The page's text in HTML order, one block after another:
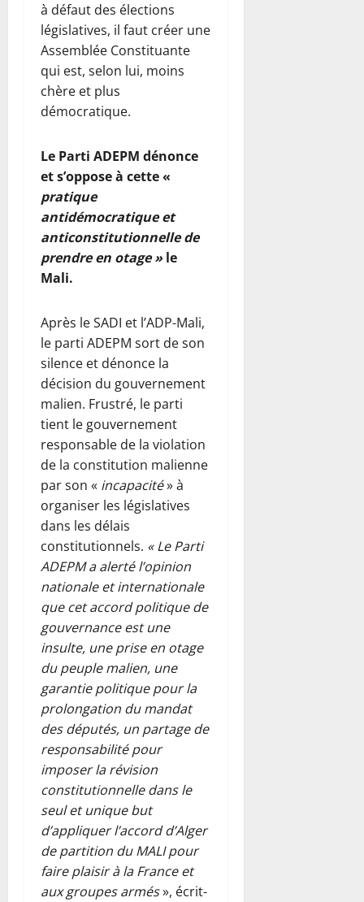
à défaut des élections
législatives, il faut créer une
Assemblée Constituante
qui est, selon lui, moins
chère et plus
démocratique.
Le Parti ADEPM dénonce
et s’oppose à cette «
pratique
antidémocratique et
anticonstitutionnelle de
prendre en otage »le
Mali.
Après le SADI et l’ADP-Mali,
le parti ADEPM sort de son
silence et dénonce la
décision du gouvernement
malien. Frustré, le parti
tient le gouvernement
responsable de la violation
de la constitution malienne
par son « incapacité» à
organiser les législatives
dans les délais
constitutionnels. « Le Parti
ADEPM a alerté l’opinion
nationale et internationale
que cet accord politique de
gouvernance est une
insulte, une prise en otage
du peuple malien, une
garantie politique pour la
prolongation du mandat
des députés, un partage de
responsabilité pour
imposer la révision
constitutionnelle dans le
seul et unique but
d’appliquer l’accord d’Alger
de partition du MALI pour
faire plaisir à la France et
aux groupes armés», écrit-